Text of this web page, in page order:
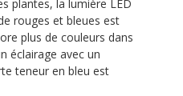
plantes, la lumière LED
rouges et bleues est
plus de couleurs dans
éclairage avec un
teneur en bleu est